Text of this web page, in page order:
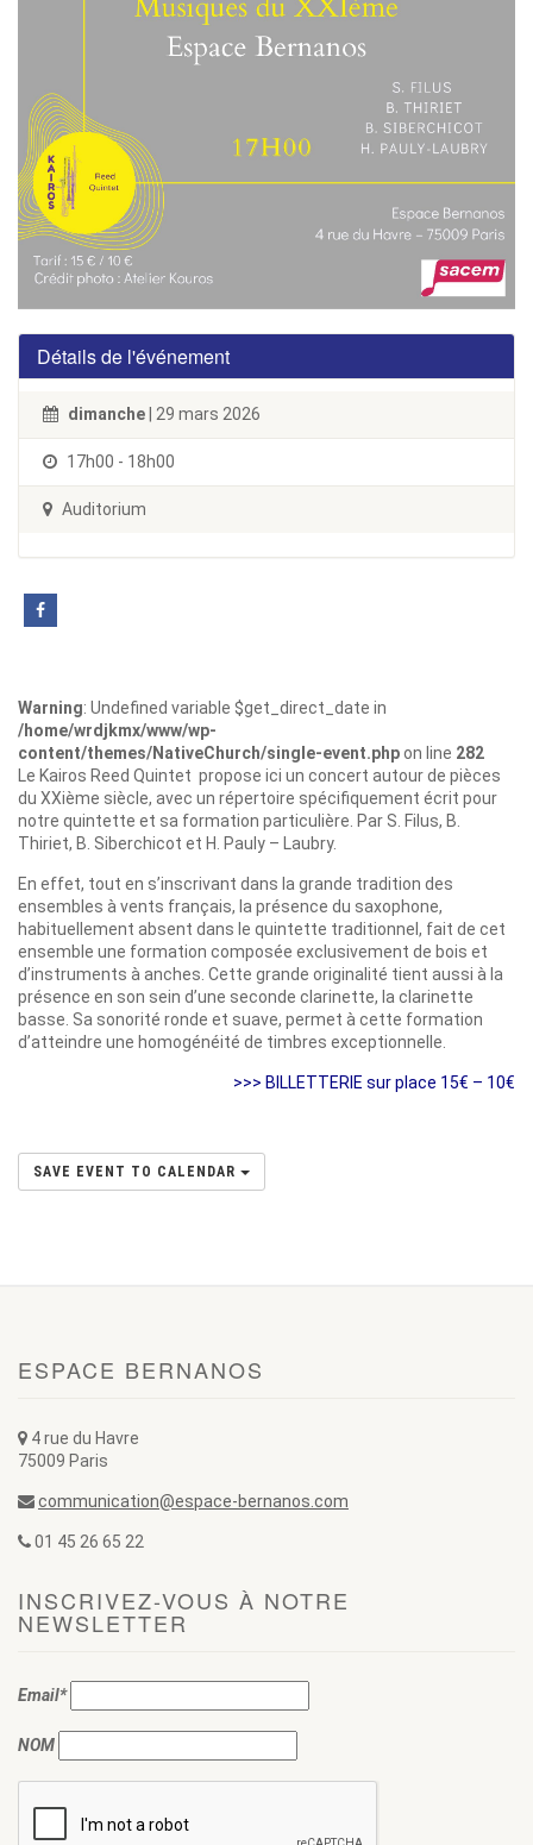
Détails de l'événement
dimanche | 29 mars 2026
17h00 - 18h00
Auditorium
Warning: Undefined variable $get_direct_date in
/home/wrdjkmx/www/wp-
content/themes/NativeChurch/single-event.phpon line 282
Le Kairos Reed Quintet propose ici un concert autour de pièces
du XXième siècle, avec un répertoire spécifiquement écrit pour
notre quintette et sa formation particulière. Par S. Filus, B.
Thiriet, B. Siberchicot et H. Pauly – Laubry.
En effet, tout en s’inscrivant dans la grande tradition des
ensembles à vents français, la présence du saxophone,
habituellement absent dans le quintette traditionnel, fait de cet
ensemble une formation composée exclusivement de bois et
d’instruments à anches. Cette grande originalité tient aussi à la
présence en son sein d’une seconde clarinette, la clarinette
basse. Sa sonorité ronde et suave, permet à cette formation
d’atteindre une homogénéité de timbres exceptionnelle.
>>> BILLETTERIE sur place 15€ – 10€
SAVE EVENT TO CALENDAR
ESPACE BERNANOS
4 rue du Havre
75009 Paris
communication@espace-bernanos.com
01 45 26 65 22
INSCRIVEZ-VOUS À NOTRE
NEWSLETTER
Email*
NOM